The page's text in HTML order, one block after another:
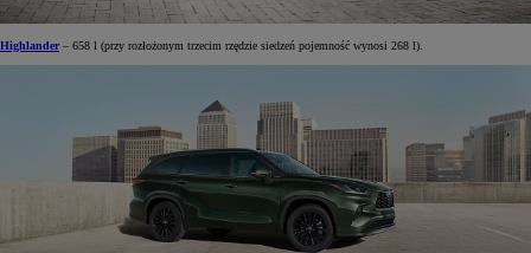
Highlander– 658 l (przy rozłożonym trzecim rzędzie siedzeń pojemność wynosi 268 l).